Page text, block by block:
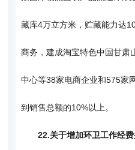
藏库4万立方米，贮藏能力达10
商务，建成淘宝特色中国甘肃
中心等38家电商企业和575家
到销售总额的10%以上。
22.关于增加环卫工作经